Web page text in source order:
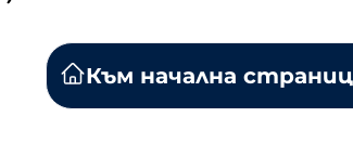
Към начална